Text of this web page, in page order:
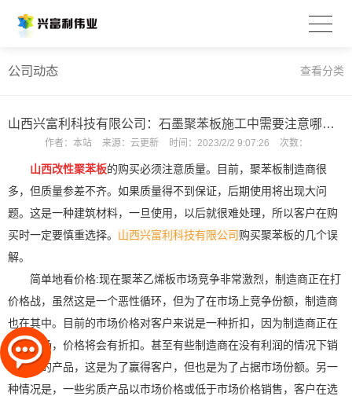
公司动态 查看分类
山西兴富利科技有限公司：石墨聚苯板施工中需要注意哪些问题？
作者： 本站 来源： 云更新 时间： 2023/2/2 9:07:26 次数：
山西改性聚苯板的购买必须注意质量。目前，聚苯板制造商很
多，但质量参差不齐。如果质量得不到保证，后期使用将出现大问
题。这是一种建筑材料，一旦使用，以后就很难处理，所以客户在购
买时一定要慎重选择。 山西兴富利科技有限公司购买聚苯板的几个误
解。
简单地看价格:现在聚苯乙烯板市场竞争非常激烈，制造商正在打
价格战，虽然这是一个恶性循环，但为了在市场上竞争份额，制造商
也在其中。目前的市场价格对客户来说是一种折扣，因为制造商正在
争夺市场，价格将会有折扣。甚至有些制造商在没有利润的情况下销
售自己的产品，这是为了赢得客户，但也是为了占据市场份额。另一
种情况是，一些劣质产品以市场价格或低于市场价格销售，客户在选